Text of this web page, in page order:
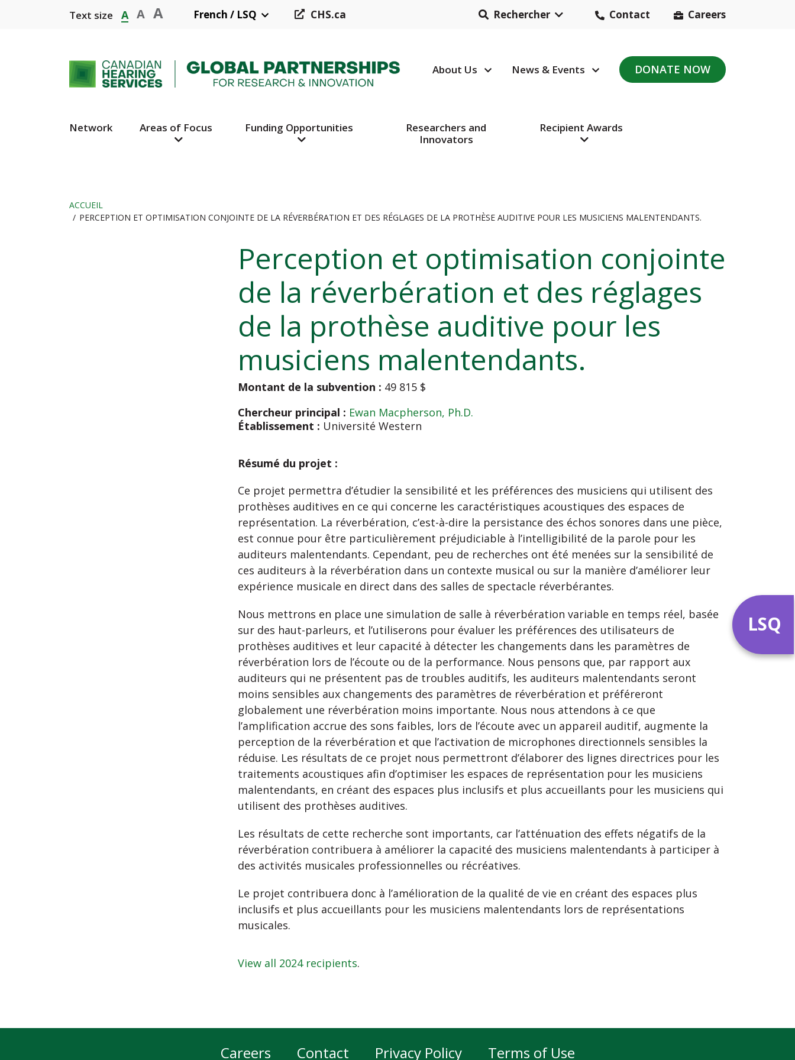
Text size A A A French / LSQ CHS.ca Rechercher
Contact
Navigation
Contact Careers
Header Navigation
About Us News & Events DONATE NOW
Network Areas of Focus Funding Opportunities
Researchers and
Innovators
Recipient Awards
Fil
ACCUEIL
PERCEPTION ET OPTIMISATION CONJOINTE DE LA RÉVERBÉRATION ET DES RÉGLAGES DE LA PROTHÈSE AUDITIVE POUR LES MUSICIENS MALENTENDANTS.
Perception et optimisation conjointe
de la réverbération et des réglages
de la prothèse auditive pour les
musiciens malentendants.
Montant de la subvention : 49 815 $
Chercheur principal : Ewan Macpherson, Ph.D.
Établissement : Université Western
Résumé du projet :
Ce projet permettra d’étudier la sensibilité et les préférences des musiciens qui utilisent des
prothèses auditives en ce qui concerne les caractéristiques acoustiques des espaces de
représentation. La réverbération, c’est-à-dire la persistance des échos sonores dans une pièce,
est connue pour être particulièrement préjudiciable à l’intelligibilité de la parole pour les
auditeurs malentendants. Cependant, peu de recherches ont été menées sur la sensibilité de
ces auditeurs à la réverbération dans un contexte musical ou sur la manière d’améliorer leur
expérience musicale en direct dans des salles de spectacle réverbérantes.
Nous mettrons en place une simulation de salle à réverbération variable en temps réel, basée
sur des haut-parleurs, et l’utiliserons pour évaluer les préférences des utilisateurs de
prothèses auditives et leur capacité à détecter les changements dans les paramètres de
réverbération lors de l’écoute ou de la performance. Nous pensons que, par rapport aux
auditeurs qui ne présentent pas de troubles auditifs, les auditeurs malentendants seront
moins sensibles aux changements des paramètres de réverbération et préféreront
globalement une réverbération moins importante. Nous nous attendons à ce que
l’amplification accrue des sons faibles, lors de l’écoute avec un appareil auditif, augmente la
perception de la réverbération et que l’activation de microphones directionnels sensibles la
réduise. Les résultats de ce projet nous permettront d’élaborer des lignes directrices pour les
traitements acoustiques afin d’optimiser les espaces de représentation pour les musiciens
malentendants, en créant des espaces plus inclusifs et plus accueillants pour les musiciens qui
utilisent des prothèses auditives.
Les résultats de cette recherche sont importants, car l’atténuation des effets négatifs de la
réverbération contribuera à améliorer la capacité des musiciens malentendants à participer à
des activités musicales professionnelles ou récréatives.
Le projet contribuera donc à l’amélioration de la qualité de vie en créant des espaces plus
inclusifs et plus accueillants pour les musiciens malentendants lors de représentations
musicales.
View all 2024 recipients.
LSQ
Careers Contact Privacy Policy Terms of Use